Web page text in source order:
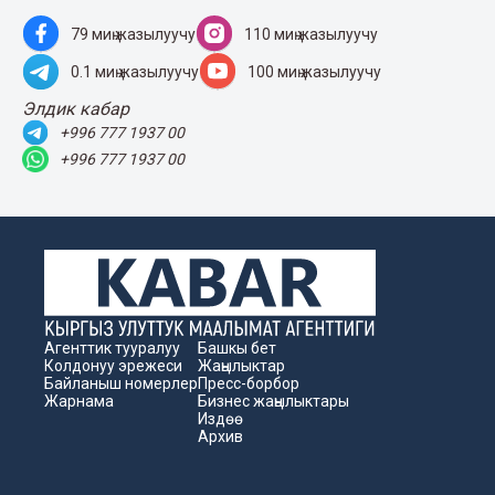
79 миң жазылуучу 110 миң жазылуучу
0.1 миң жазылуучу 100 миң жазылуучу
Элдик кабар
+996 777 1937 00
+996 777 1937 00
Агенттик тууралуу
Колдонуу эрежеси
Байланыш номерлер
Жарнама
Башкы бет
Жаңылыктар
Пресс-борбор
Бизнес жаңылыктары
Издөө
Архив